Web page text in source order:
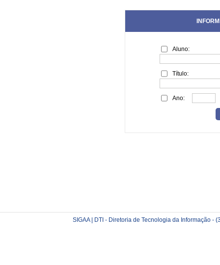
Aluno:
Título:
Ano:
SIGAA | DTI - Diretoria de Tecnologia da Informação